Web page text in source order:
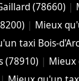
(78660) |
| Mieux
taxi Bois-
(78910) | Mieux